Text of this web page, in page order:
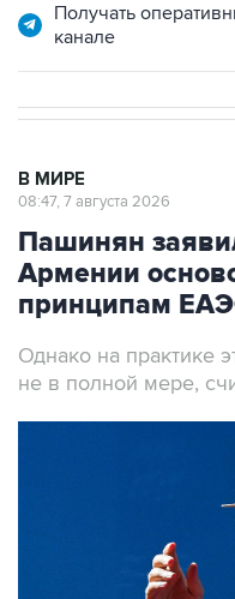
Получать
канале
В МИРЕ
08:47, 7 августа 2026
Пашинян
Армении
принципам
Однако на практике
не в полной мере,